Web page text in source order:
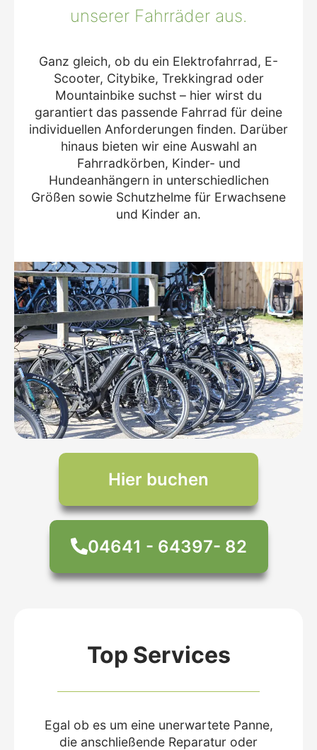
unserer Fahrräder aus.
Ganz gleich, ob du ein Elektrofahrrad, E-
Scooter, Citybike, Trekkingrad oder
Mountainbike suchst – hier wirst du
garantiert das passende Fahrrad für deine
individuellen Anforderungen finden. Darüber
hinaus bieten wir eine Auswahl an
Fahrradkörben, Kinder- und
Hundeanhängern in unterschiedlichen
Größen sowie Schutzhelme für Erwachsene
und Kinder an.
Hier buchen
04641 - 64397- 82
Top Services
Egal ob es um eine unerwartete Panne,
die anschließende Reparatur oder